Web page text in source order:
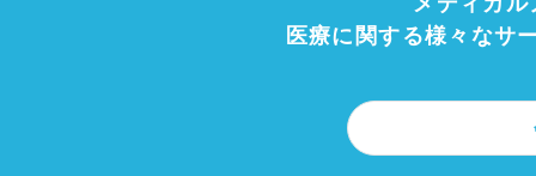
医療に関する様々なサ